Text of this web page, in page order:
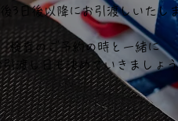
3日後以降にお引渡しいたし
検査のご予約の時と一緒に
引渡し日も決めていきましょう